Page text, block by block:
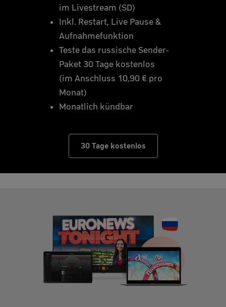
im Livestream (SD)
Inkl. Restart, Live Pause &
Aufnahmefunktion
Teste das russische Sender-
Paket 30 Tage kostenlos
(im Anschluss 10,90 € pro
Monat)
Monatlich kündbar
30 Tage kostenlos